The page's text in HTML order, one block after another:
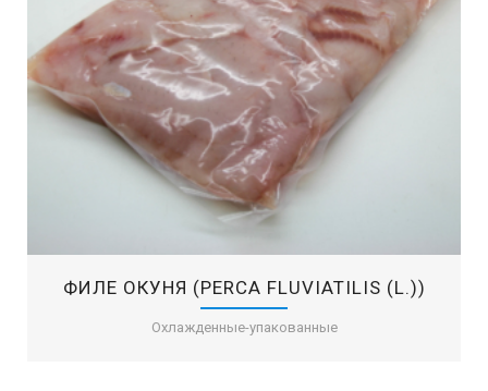
ФИЛЕ ОКУНЯ (PERCA FLUVIATILIS (L.))
Охлажденные-упакованные